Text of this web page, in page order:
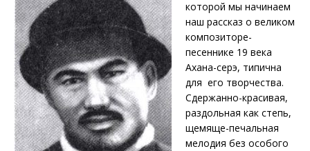
которой мы начинаем
наш рассказ о великом
композиторе-
песеннике 19 века
Ахана-серэ, типична
для его творчества.
Сдержанно-красивая,
раздольная как степь,
щемяще-печальная
мелодия без особого